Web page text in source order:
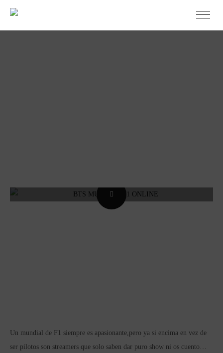
Un mundial de F1 siempre es apasionante,pero ya si encima en vez de
ser pilotos son streamers que solo saben dar puro show ni os cuento…